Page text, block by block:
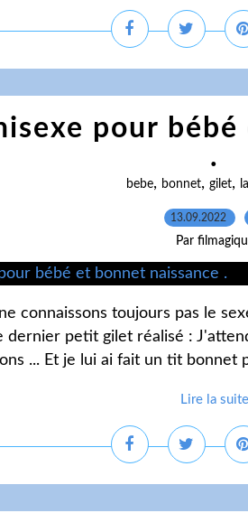
pour bébé
.
bebe, bonnet, gilet,
13.09.2022
Par
connaissons toujours pas le
dernier petit gilet réalisé :
... Et je lui ai fait un tit bonnet
Lire la suite